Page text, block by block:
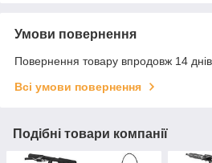
Умови повернення
Повернення товару впродовж 14
Всі умови повернення
Подібні товари компанії